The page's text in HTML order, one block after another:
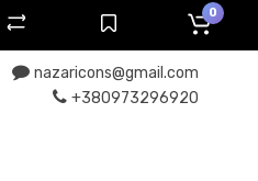
nazaricons@gmail.com
+380973296920
0